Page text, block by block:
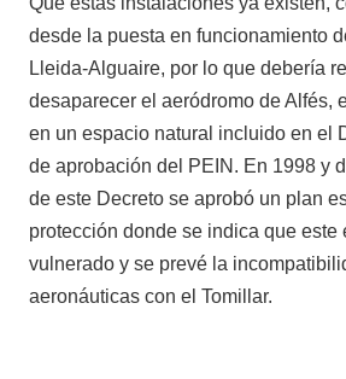
desde la puesta en funcionamiento
Lleida-Alguaire, por lo que debería
desaparecer el aeródromo de Alfés,
en un espacio natural incluido en el
de aprobación del PEIN. En 1998 y
de este Decreto se aprobó un plan
protección donde se indica que este
vulnerado y se prevé la
aeronáuticas con el Tomillar.